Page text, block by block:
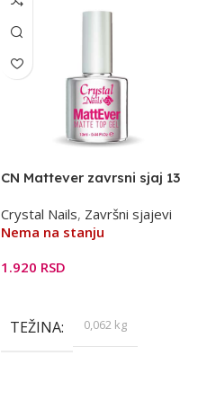
CN Mattever zavrsni sjaj 13
Crystal Nails, Završni sjajevi
Nema na stanju
1.920 RSD
TEŽINA 0,062 kg